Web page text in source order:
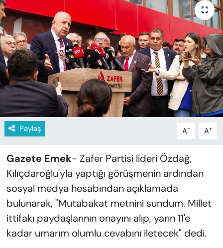
Paylaş A- A+
Gazete Emek- Zafer Partisi lideri Özdağ,
Kılıçdaroğlu'yla yaptığı görüşmenin ardından
sosyal medya hesabından açıklamada
bulunarak, "Mutabakat metnini sundum. Millet
ittifakı paydaşlarının onayını alıp, yarın 11'e
kadar umarım olumlu cevabını iletecek" dedi.
KÜLTÜR-SANAT
MAGAZİN
ÖZEL HABER
YAZAR KÖŞESİ
SİYASET
VAN VE DİYARBAKIR HABERLERİ